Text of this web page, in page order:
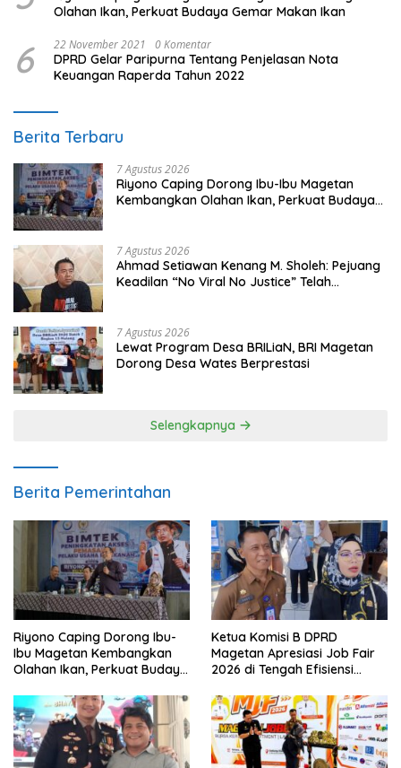
Olahan Ikan, Perkuat Budaya Gemar Makan Ikan
6 22 November 2021 0 Komentar
DPRD Gelar Paripurna Tentang Penjelasan Nota
Keuangan Raperda Tahun 2022
Berita Terbaru
7 Agustus 2026
Riyono Caping Dorong Ibu-Ibu Magetan
Kembangkan Olahan Ikan, Perkuat Budaya
7 Agustus 2026
Ahmad Setiawan Kenang M. Sholeh: Pejuang
Keadilan “No Viral No Justice” Telah
7 Agustus 2026
Lewat Program Desa BRILiaN, BRI Magetan
Dorong Desa Wates Berprestasi
Selengkapnya
Berita Pemerintahan
Riyono Caping Dorong Ibu-
Ibu Magetan Kembangkan
Olahan Ikan, Perkuat Budaya
Ketua Komisi B DPRD
Magetan Apresiasi Job Fair
2026 di Tengah Efisiensi